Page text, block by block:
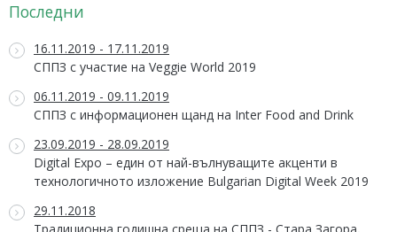
Последни
16.11.2019 - 17.11.2019
СППЗ с участие на Veggie World 2019
06.11.2019 - 09.11.2019
СППЗ с информационен щанд на Inter Food and Drink
23.09.2019 - 28.09.2019
Digital Expo – един от най-вълнуващите акценти в
технологичното изложение Bulgarian Digital Week 2019
29.11.2018